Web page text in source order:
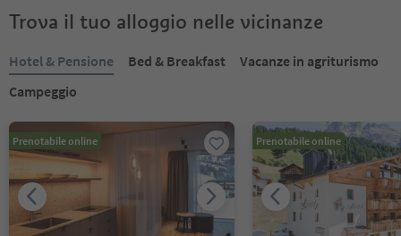
Trova il tuo alloggio nelle vicinanze
Hotel & Pensione Bed & Breakfast
Vacanze in agriturismo
Campeggio
Prenotabile online Prenotabile online